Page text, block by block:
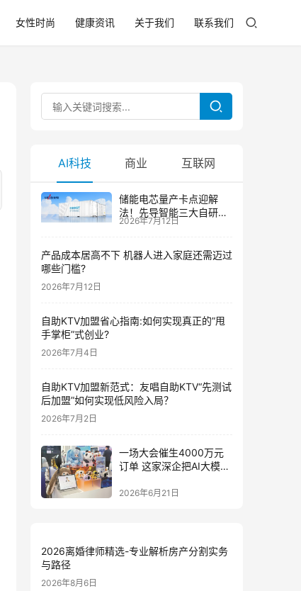
女性时尚 健康资讯 关于我们 联系我们
AI科技 商业 互联网
储能电芯量产卡点迎解
法！先导智能三大自研技
术攻克大尺寸制芯难题
2026年7月12日
产品成本居高不下 机器人进入家庭还需迈过
哪些门槛?
2026年7月12日
自助KTV加盟省心指南:如何实现真正的”甩
手掌柜”式创业?
2026年7月4日
自助KTV加盟新范式：友唱自助KTV“先测试
后加盟”如何实现低风险入局？
2026年7月2日
一场大会催生4000万元
订单 这家深企把AI大模型
2026年6月21日
2026离婚律师精选-专业解析房产分割实务
与路径
2026年8月6日